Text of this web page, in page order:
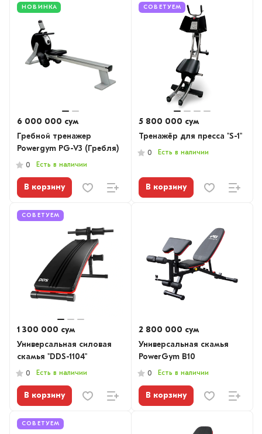
НОВИНКА
6 000 000 сум
Гребной тренажер
Powergym PG-V3 (Гребля)
0 Есть в наличии
В корзину
СОВЕТУЕМ
5 800 000 сум
Тренажёр для пресса "S-1"
0 Есть в наличии
В корзину
СОВЕТУЕМ
1 300 000 сум
Универсальная силовая
скамья "DDS-1104"
0 Есть в наличии
В корзину
2 800 000 сум
Универсальная скамья
PowerGym B10
0 Есть в наличии
В корзину
СОВЕТУЕМ